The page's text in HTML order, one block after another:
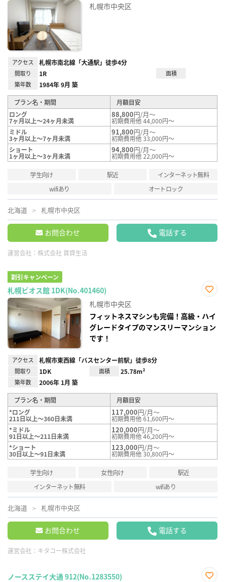
札幌市中央区
アクセス 札幌市南北線「大通駅」徒歩4分
間取り 1R
面積
築年数
1984年 9月 築
プラン名・期間
月額目安
ロング
7ヶ月以上～24ヶ月未満
88,800円/月～
初期費用他 44,000円～
ミドル
3ヶ月以上～7ヶ月未満
91,800円/月～
初期費用他 33,000円～
ショート
1ヶ月以上～3ヶ月未満
94,800円/月～
初期費用他 22,000円～
学生向け 駅近
インターネット無料
wifiあり
オートロック
北海道 札幌市中央区
お問合わせ 電話する
運営会社： 株式会社 賃貸生活
割引キャンペーン
札幌ビオス館 1DK(No.401460)
り登
録
札幌市中央区
フィットネスマシンも完備！高級・ハイ
グレードタイプのマンスリーマンション
です！
アクセス 札幌市東西線「バスセンター前駅」徒歩8分
間取り 1DK 面積 25.78m²
築年数 2006年 1月 築
プラン名・期間
月額目安
*ロング
211日以上～360日未満
117,000円/月～
初期費用他 61,600円～
*ミドル
91日以上～211日未満
120,000円/月～
初期費用他 46,200円～
*ショート
30日以上～91日未満
123,000円/月～
初期費用他 30,800円～
学生向け 女性向け
駅近
インターネット無料
wifiあり
北海道 札幌市中央区
お問合わせ 電話する
運営会社： キタコー株式会社
ノースステイ大通 912(No.1283550)